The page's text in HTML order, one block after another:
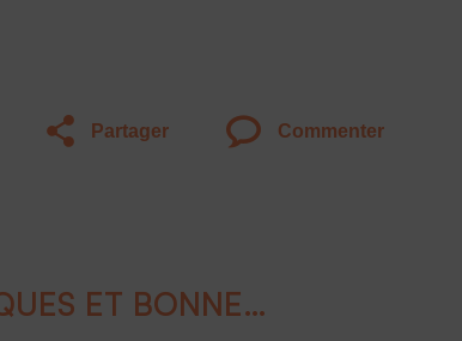
Partager Commenter
BITCOIN : VOLATILITÉ, RISQUES ET BONNES PRATIQUES